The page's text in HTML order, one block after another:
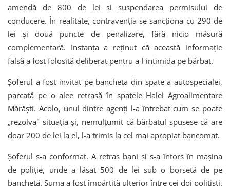
amendă de 800 de lei și suspendarea permisului de
conducere. În realitate, contravenția se sancționa cu 290 de
lei și două puncte de penalizare, fără nicio măsură
complementară. Instanța a reținut că această informație
falsă a fost folosită deliberat pentru a-l intimida pe bărbat.
Șoferul a fost invitat pe bancheta din spate a autospecialei,
parcată pe o alee retrasă în spatele Halei Agroalimentare
Mărăști. Acolo, unul dintre agenți l-a întrebat cum se poate
„rezolva" situația și, nemulțumit că bărbatul spusese că are
doar 200 de lei la el, l-a trimis la cel mai apropiat bancomat.
Șoferul s-a conformat. A retras bani și s-a întors în mașina
de poliție, unde a lăsat 500 de lei sub o borsetă de pe
banchetă. Suma a fost împărțită ulterior între cei doi polițiști.